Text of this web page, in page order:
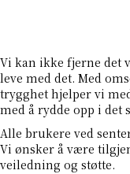
Vi kan ikke fjerne det
leve med det. Med
trygghet hjelper vi
med å rydde opp i det
Alle brukere ved
Vi ønsker å være
veiledning og støtte.